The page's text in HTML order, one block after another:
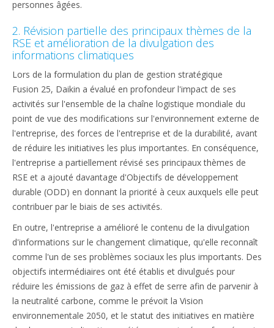
personnes âgées.
2. Révision partielle des principaux thèmes de la
RSE et amélioration de la divulgation des
informations climatiques
Lors de la formulation du plan de gestion stratégique
Fusion 25, Daikin a évalué en profondeur l'impact de ses
activités sur l'ensemble de la chaîne logistique mondiale du
point de vue des modifications sur l'environnement externe de
l'entreprise, des forces de l'entreprise et de la durabilité, avant
de réduire les initiatives les plus importantes. En conséquence,
l'entreprise a partiellement révisé ses principaux thèmes de
RSE et a ajouté davantage d'Objectifs de développement
durable (ODD) en donnant la priorité à ceux auxquels elle peut
contribuer par le biais de ses activités.
En outre, l'entreprise a amélioré le contenu de la divulgation
d'informations sur le changement climatique, qu'elle reconnaît
comme l'un de ses problèmes sociaux les plus importants. Des
objectifs intermédiaires ont été établis et divulgués pour
réduire les émissions de gaz à effet de serre afin de parvenir à
la neutralité carbone, comme le prévoit la Vision
environnementale 2050, et le statut des initiatives en matière